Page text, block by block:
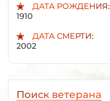
ДАТА РОЖДЕНИЯ:
1910
ДАТА СМЕРТИ:
2002
Поиск ветерана